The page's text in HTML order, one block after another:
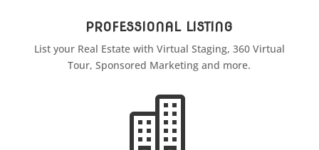
PROFESSIONAL LISTING
List your Real Estate with Virtual Staging, 360 Virtual
Tour, Sponsored Marketing and more.
